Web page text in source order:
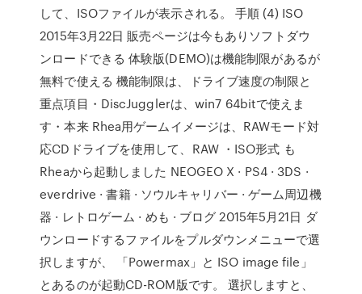
して、ISOファイルが表示される。 手順 (4) ISO
2015年3月22日 販売ページは今もありソフトダウ
ンロードできる 体験版(DEMO)は機能制限があるが
無料で使える 機能制限は、ドライブ速度の制限と
重点項目・DiscJugglerは、win7 64bitで使えま
す・本来 Rhea用ゲームイメージは、RAWモード対
応CDドライブを使用して、RAW ・ISO形式 も
Rheaから起動しました NEOGEO X · PS4 · 3DS ·
everdrive · 書籍 · ソウルキャリバー · ゲーム周辺機
器 · レトロゲーム · めも · ブログ 2015年5月21日 ダ
ウンロードするファイルをプルダウンメニューで選
択しますが、 「Powermax」と ISO image file」
とあるのが起動CD-ROM版です。 選択しますと、